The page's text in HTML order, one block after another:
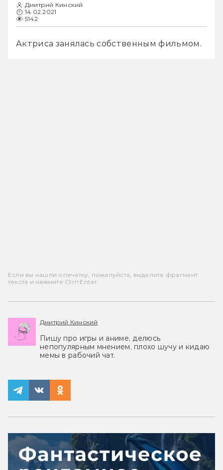
Дмитрий Кинский
14.02.2021
5142
Актриса занялась собственным фильмом.
Если вы нашли опечатку, пожалуйста, выделите фрагмент
текста и нажмите Ctrl+Enter.
Дмитрий Кинский
Пишу про игры и аниме, делюсь
непопулярным мнением, плохо шучу и кидаю
мемы в рабочий чат.